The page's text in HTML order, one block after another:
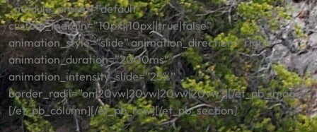
_module_preset=”default”
custom_margin=”10px||10px||true|false”
animation_style=”slide” animation_direction=”right”
animation_duration=”2000ms”
animation_intensity_slide=”25%”
border_radii=”on|20vw|20vw|20vw|20vw”][/et_pb_image]
[/et_pb_column][/et_pb_row][/et_pb_section]